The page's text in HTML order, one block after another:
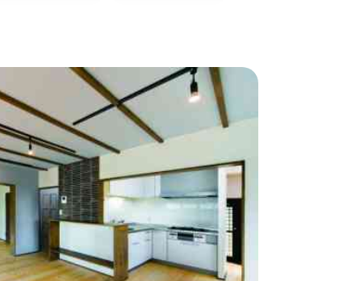
ル #壁一面本棚 #ヘリンボーン床
事 #ペットと暮らす
#緑がいっぱい #300万円以下